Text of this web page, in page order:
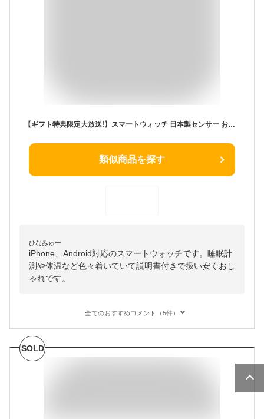
【ギフト特典限定大放送!】スマートウォッチ 日本製センサー おしゃれ 体温 酸素 iPhone Android 睡眠検測 着信通知 健康統計 歩数計 IP67防水 飲水通知 アラーム プレゼント 日本語説明書付き 健康管理 父の日、母の日 敬老の日 プレゼント
類似商品を探す
ひなみゅー
iPhone、Android対応のスマートウォッチです。睡眠計
測や体温など色々着いていて説明書付きで扱い安くおし
ゃれです。
全てのおすすめコメント（5件）
SOLD